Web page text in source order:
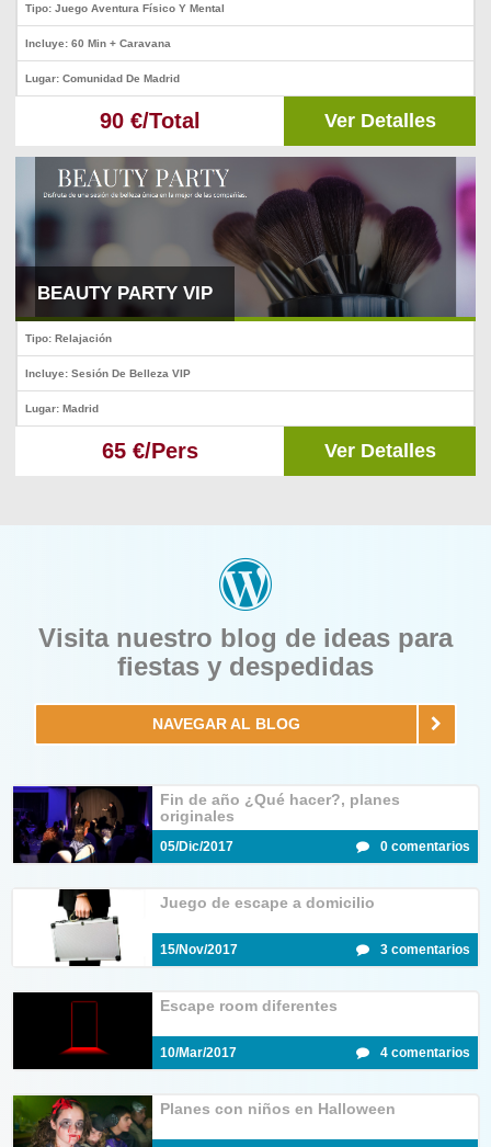
Tipo: Juego Aventura Físico Y Mental
Incluye: 60 Min + Caravana
Lugar: Comunidad De Madrid
90 €/Total Ver Detalles
BEAUTY PARTY VIP
Tipo: Relajación
Incluye: Sesión De Belleza VIP
Lugar: Madrid
65 €/Pers Ver Detalles
Visita nuestro blog de ideas para
fiestas y despedidas
NAVEGAR AL BLOG
Fin de año ¿Qué hacer?, planes
originales
05/Dic/2017 0 comentarios
Juego de escape a domicilio
15/Nov/2017 3 comentarios
Escape room diferentes
10/Mar/2017 4 comentarios
Planes con niños en Halloween